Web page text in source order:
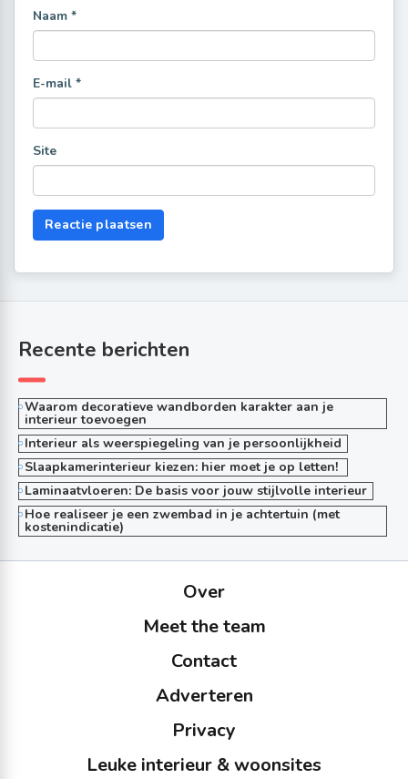
Naam *
E-mail *
Site
Recente berichten
Waarom decoratieve wandborden karakter aan je
interieur toevoegen
Interieur als weerspiegeling van je persoonlijkheid
Slaapkamerinterieur kiezen: hier moet je op letten!
Laminaatvloeren: De basis voor jouw stijlvolle interieur
Hoe realiseer je een zwembad in je achtertuin (met
kostenindicatie)
Over
Meet the team
Contact
Adverteren
Privacy
Leuke interieur & woonsites